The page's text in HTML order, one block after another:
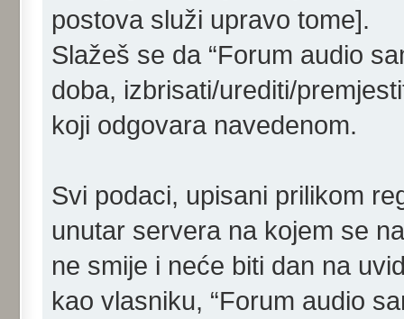
postova služi upravo tome].
Slažeš se da “Forum audio
doba, izbrisati/urediti/
koji odgovara navedenom.
Svi podaci, upisani prilikom
unutar servera na kojem se
ne smije i neće biti dan na
kao vlasniku, “Forum audio